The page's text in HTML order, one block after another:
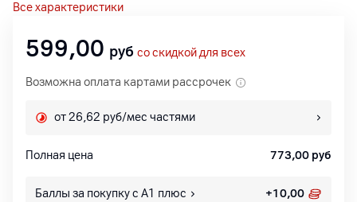
Все характеристики
599,00 руб со скидкой для всех
Возможна оплата картами рассрочек
от 26,62 руб/мес частями
Полная цена 773,00 руб
Баллы за покупку с А1 плюс +10,00